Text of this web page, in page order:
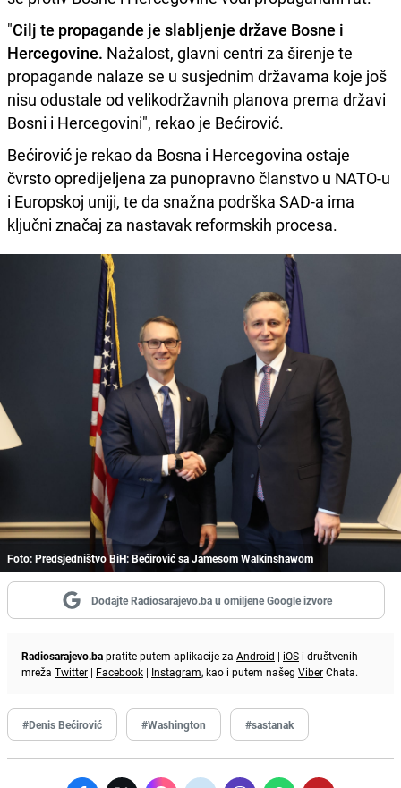
"Cilj te propagande je slabljenje države Bosne i
Hercegovine. Nažalost, glavni centri za širenje te
propagande nalaze se u susjednim državama koje još
nisu odustale od velikodržavnih planova prema državi
Bosni i Hercegovini", rekao je Bećirović.
Bećirović je rekao da Bosna i Hercegovina ostaje
čvrsto opredijeljena za punopravno članstvo u NATO-u
i Europskoj uniji, te da snažna podrška SAD-a ima
ključni značaj za nastavak reformskih procesa.
Foto: Predsjedništvo BiH: Bećirović sa Jamesom Walkinshawom
Dodajte Radiosarajevo.ba u omiljene Google izvore
Radiosarajevo.bapratite putem aplikacije za Android | iOS i društvenih
mreža Twitter | Facebook | Instagram, kao i putem našeg ViberChata.
#Denis Bećirović #Washington #sastanak